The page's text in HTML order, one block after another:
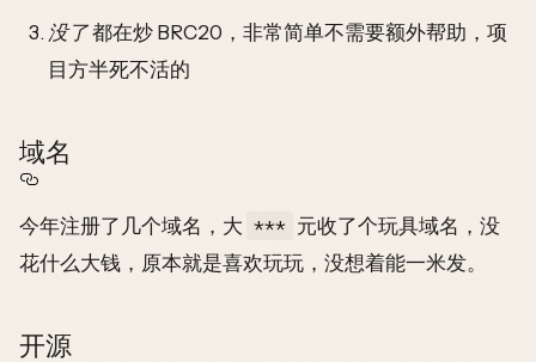
没了都在炒 BRC20，非常简单不需要额外帮助，项
目方半死不活的
域名
今年注册了几个域名，大 *** 元收了个玩具域名，没
花什么大钱，原本就是喜欢玩玩，没想着能一米发。
开源